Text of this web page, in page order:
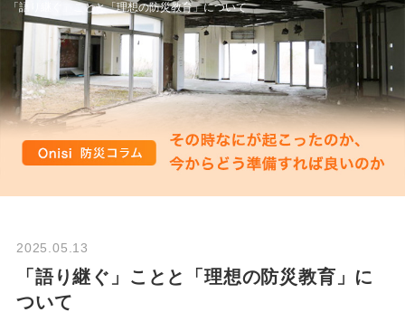
「語り継ぐ」ことと「理想の防災教育」について
2025.05.13
「語り継ぐ」ことと「理想の防災教育」に
ついて